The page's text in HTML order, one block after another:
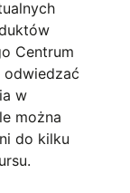
Centrum
odwiedzać
w
można
do kilku